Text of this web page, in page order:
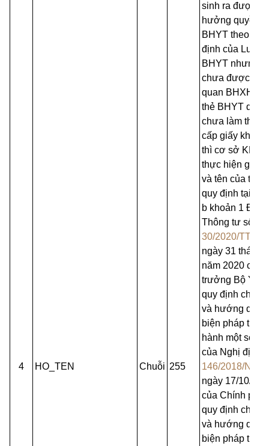
4 HO_TEN Chuỗi 255
sinh ra được
hưởng quyền
BHYT theo quy
định của Luật
BHYT nhưng
chưa được cơ
quan BHXH
thẻ BHYT do
chưa làm thủ
cấp giấy khai
thì cơ sở KBCB
thực hiện ghi
và tên của trẻ
quy định tại
b khoản 1 Điều
Thông tư số
30/2020/TT-
ngày 31 tháng
năm 2020 của
trưởng Bộ Y tế
quy định chi tiết
và hướng dẫn
biện pháp thi
hành một số
của Nghị định
146/2018/NĐ-
ngày 17/10/
của Chính phủ
quy định chi tiết
và hướng dẫn
biện pháp thi